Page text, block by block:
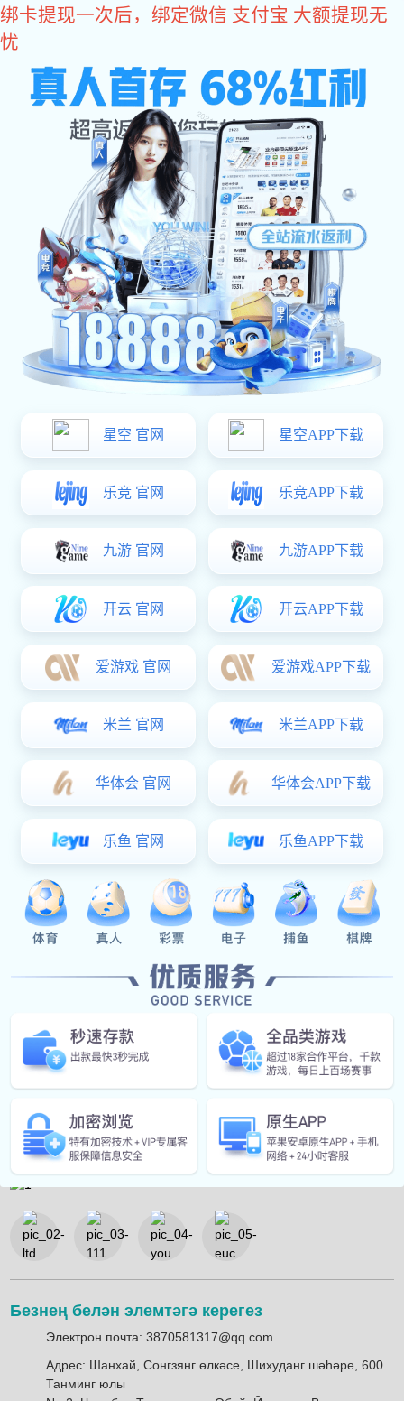
龙8头号玩家
Акыллы янгыннан саклау
龙8头号玩家:Акыллы система
чишелеше
龙8头号玩家:Сайттагы эш
шартлары
龙8头号玩家:Предприятие
квалификациясе
продукт видео
龙8头号玩家:Акыллы
янгыннан саклау
龙8头号玩家:икенчел су
белән тәэмин итү
дренаж системасы
Безнең белән элемтәгә керегез
Электрон почта: 3870581317@qq.com
Адрес: Шанхай, Сонгзянг өлкәсе, Шихуданг шәһәре, 600
Танминг юлы